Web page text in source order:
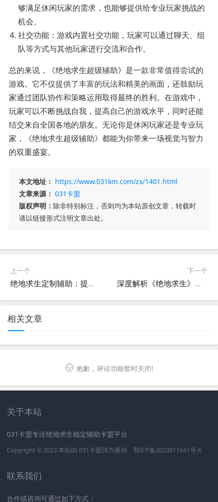
够满足休闲玩家的需求，也能够提供给专业玩家挑战的
机会。
社交功能：游戏内置社交功能，玩家可以通过聊天、组
队等方式与其他玩家进行交流和合作。
总的来说，《绝地求生超级辅助》是一款非常值得尝试的
游戏。它不仅提供了丰富的玩法和精美的画面，还鼓励玩
家通过团队协作和策略运用取得最终的胜利。在游戏中，
玩家可以不断挑战自我，提高自己的游戏水平，同时还能
结交来自全国各地的朋友。无论你是休闲玩家还是专业玩
家，《绝地求生超级辅助》都能为你带来一场视觉与智力
的双重盛宴。
本文地址： https://www.031km.com/zx/1401.html
文章来源： 031卡盟
版权声明： 除非特别标注，否则均为本站原创文章，转载时
请以链接形式注明文章出处。
上一个
绝地求生定制辅助：提升游戏体验的秘密武器-绝地求生高级定制辅助工具深度解析
下一个
深度解析《绝地求生》辅助商城源码的奥秘-《绝地求生》辅助商城源码：背后的技术与风险探究
相关文章
抱歉，评论功能暂时关闭!
关于本站
031卡盟专注绝地求生稳定辅助卡盟平台
Copyright © 2023 本站由 031卡盟强力驱动 鄂ICP备2023011641号-6
联系我们
合作或咨询可通过如下方式：